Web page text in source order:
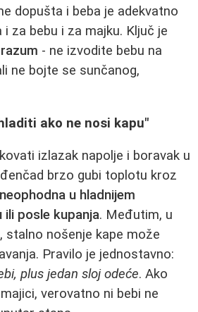
dopušta i beba je adekvatno
za bebu i za majku. Ključ je
- ne izvodite bebu na
ne bojte se sunčanog,
ako ne nosi kapu"
izlazak napolje i boravak u
brzo gubi toplotu kroz
u hladnijem
ili posle kupanja. Međutim, u
stalno nošenje kape može
Pravilo je jednostavno:
plus jedan sloj odeće. Ako
verovatno ni bebi ne